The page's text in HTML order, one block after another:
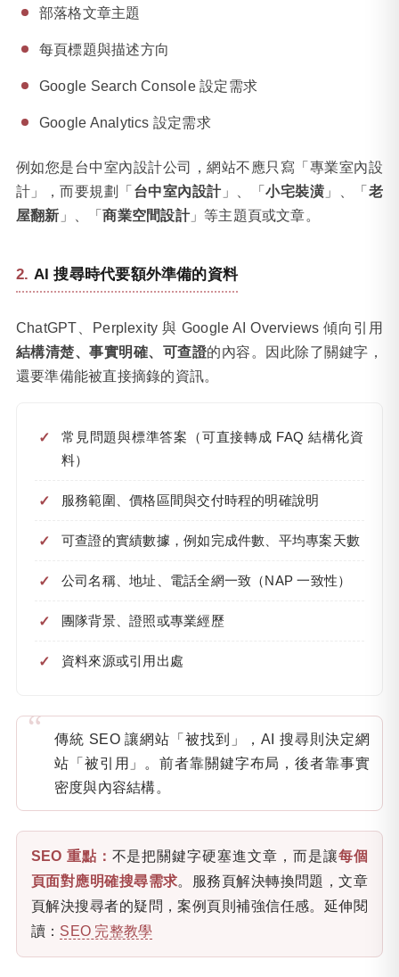
部落格文章主題
每頁標題與描述方向
Google Search Console 設定需求
Google Analytics 設定需求
例如您是台中室內設計公司，網站不應只寫「專業室內設
計」，而要規劃「 台中室內設計」、「小宅裝潢 」、「 老
屋翻新 」、「商業空間設計」等主題頁或文章。
AI 搜尋時代要額外準備的資料
ChatGPT、Perplexity 與 Google AI Overviews 傾向引用
結構清楚、事實明確、可查證的內容。因此除了關鍵字，
還要準備能被直接摘錄的資訊。
常見問題與標準答案（可直接轉成 FAQ 結構化資
料）
服務範圍、價格區間與交付時程的明確說明
可查證的實績數據，例如完成件數、平均專案天數
公司名稱、地址、電話全網一致（NAP 一致性）
團隊背景、證照或專業經歷
資料來源或引用出處
傳統 SEO 讓網站「被找到」，AI 搜尋則決定網
站「被引用」。前者靠關鍵字布局，後者靠事實
密度與內容結構。
SEO 重點： 不是把關鍵字硬塞進文章，而是讓每個
頁面對應明確搜尋需求。服務頁解決轉換問題，文章
頁解決搜尋者的疑問，案例頁則補強信任感。延伸閱
讀： SEO 完整教學